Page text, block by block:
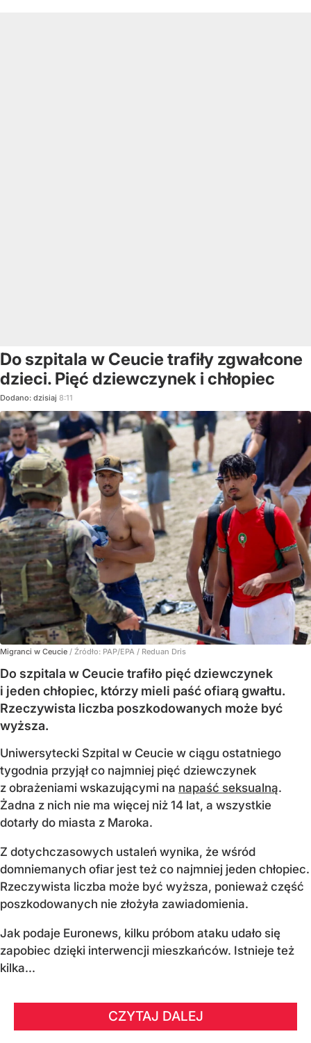
Do szpitala w Ceucie trafiły zgwałcone
dzieci. Pięć dziewczynek i chłopiec
Dodano: dzisiaj 8:11
Migranci w Ceucie / Źródło: PAP/EPA / Reduan Dris
Do szpitala w Ceucie trafiło pięć dziewczynek
i jeden chłopiec, którzy mieli paść ofiarą gwałtu.
Rzeczywista liczba poszkodowanych może być
wyższa.
Uniwersytecki Szpital w Ceucie w ciągu ostatniego
tygodnia przyjął co najmniej pięć dziewczynek
z obrażeniami wskazującymi na napaść seksualną.
Żadna z nich nie ma więcej niż 14 lat, a wszystkie
dotarły do miasta z Maroka.
Z dotychczasowych ustaleń wynika, że wśród
domniemanych ofiar jest też co najmniej jeden chłopiec.
Rzeczywista liczba może być wyższa, ponieważ część
poszkodowanych nie złożyła zawiadomienia.
Jak podaje Euronews, kilku próbom ataku udało się
zapobiec dzięki interwencji mieszkańców. Istnieje też
kilka...
CZYTAJ DALEJ